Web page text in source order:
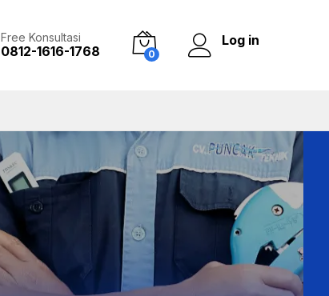
Free Konsultasi
0812-1616-1768 0
Log in